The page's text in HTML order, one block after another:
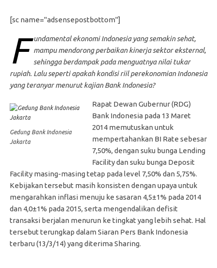
[sc name="adsensepostbottom"]
F
undamental ekonomi Indonesia yang semakin sehat,
mampu mendorong perbaikan kinerja sektor eksternal,
sehingga berdampak pada menguatnya nilai tukar
rupiah. Lalu seperti apakah kondisi riil perekonomian Indonesia
yang teranyar menurut kajian Bank Indonesia?
Gedung Bank Indonesia
Jakarta
Rapat Dewan Gubernur (RDG)
Bank Indonesia pada 13 Maret
2014 memutuskan untuk
mempertahankan BI Rate sebesar
7,50%, dengan suku bunga Lending
Facility dan suku bunga Deposit
Facility masing-masing tetap pada level 7,50% dan 5,75%.
Kebijakan tersebut masih konsisten dengan upaya untuk
mengarahkan inflasi menuju ke sasaran 4,5±1% pada 2014
dan 4,0±1% pada 2015, serta mengendalikan defisit
transaksi berjalan menurun ke tingkat yang lebih sehat. Hal
tersebut terungkap dalam Siaran Pers Bank Indonesia
terbaru (13/3/14) yang diterima Sharing.